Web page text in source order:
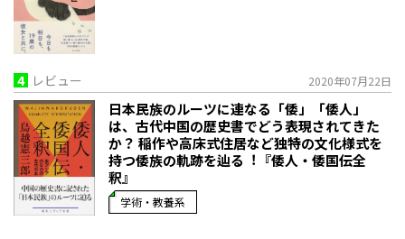
4 レビュー 2020年07月22日
日本民族のルーツに連なる「倭」「倭人」
は、古代中国の歴史書でどう表現されてきた
か？ 稲作や高床式住居など独特の文化様式を
持つ倭族の軌跡を辿る︕『倭人・倭国伝全
釈』
学術・教養系